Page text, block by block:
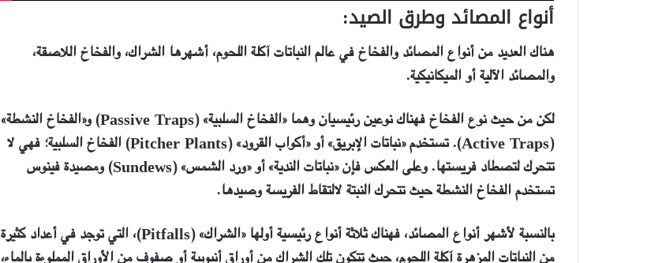
أنواع المصائد وطرق الصيد:
هناك العديد من أنواع المصائد والفخاخ في عالم النباتات آكلة اللحوم، أشهرها الشراك، والفخاخ اللاصقة،
والمصائد الآلية أو الميكانيكية.
لكن من حيث نوع الفخاخ فهناك نوعين رئيسيان وهما «الفخاخ السلبية»(Passive Traps)
و«الفخاخ النشطة»
(Active Traps)
. تستخدم «نباتات الإبريق» أو «أكواب القرود» (Pitcher Plants) الفخاخ السلبية؛ فهي لا
تتحرك لتصطاد فريستها. وعلى العكس فإن «نباتات الندية» أو «ورد الشمس» (Sundews) ومصيدة فينوس
تستخدم الفخاخ النشطة حيث تتحرك النبتة لالتقاط الفريسة وصيدها.
بالنسبة لأشهر أنواع المصائد، فهناك ثلاثة أنواع رئيسية أولها «الشراك»(Pitfalls)
، التي توجد في أعداد كثيرة
من النباتات المزهرة آكلة اللحوم، حيث تتكون تلك الشراك من أوراق أنبوبية أو صفوف من الأوراق المملوءة بالماء،